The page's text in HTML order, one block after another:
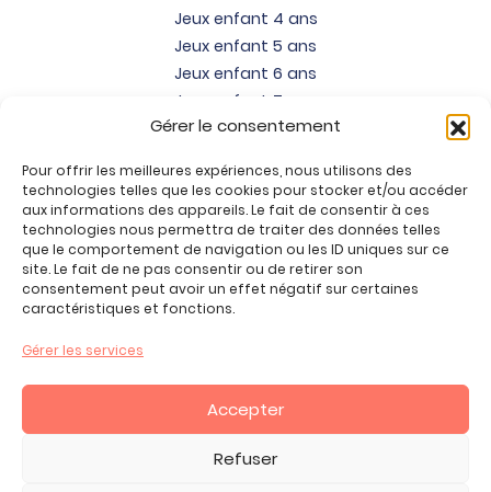
Gérer le consentement
Pour offrir les meilleures expériences, nous utilisons des
technologies telles que les cookies pour stocker et/ou accéder
aux informations des appareils. Le fait de consentir à ces
technologies nous permettra de traiter des données telles
que le comportement de navigation ou les ID uniques sur ce
site. Le fait de ne pas consentir ou de retirer son
consentement peut avoir un effet négatif sur certaines
caractéristiques et fonctions.
Gérer les services
Accepter
Refuser
Jeux enfant 4 ans
Jeux enfant 5 ans
Jeux enfant 6 ans
Jeux enfant 7 ans
Jeux enfant 8 ans
Jeux enfant 10 ans
Jeux enfant 11 ans
Jeux enfant 12 ans
Tous nos produits
Promos jeux de loisirs créatifs
Mon compte
CGV